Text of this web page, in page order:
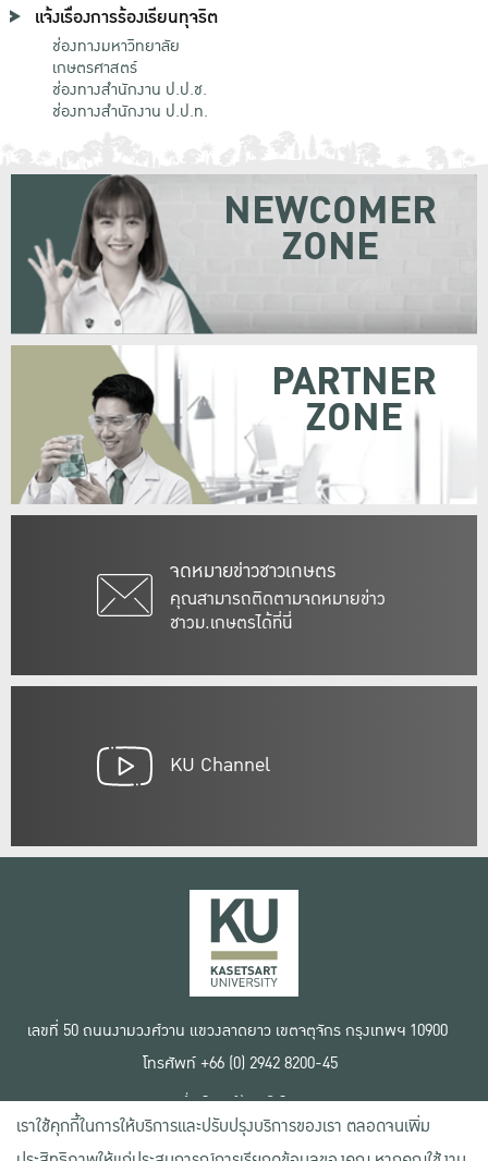
แจ้งเรื่องการร้องเรียนทุจริต
ช่องทางมหาวิทยาลัย
เกษตรศาสตร์
ช่องทางสำนักงาน ป.ป.ช.
ช่องทางสำนักงาน ป.ป.ท.
จดหมายข่าวชาวเกษตร
คุณสามารถติดตามจดหมายข่าว
ชาวม.เกษตรได้ที่นี่
NEWCOMER
ZONE
PARTNER
ZONE
KU Channel
เลขที่ 50 ถนนงามวงศ์วาน แขวงลาดยาว เขตจตุจักร กรุงเทพฯ 10900
โทรศัพท์ +66 (0) 2942 8200-45
เงื่อนไขการใช้งานเว็บไซต์
ข้อตกลงด้านสิทธิ์ใช้งาน
นโยบายความเป็นส่วนตัว
เราใช้คุกกี้ในการให้บริการและปรับปรุงบริการของเรา ตลอดจนเพิ่ม